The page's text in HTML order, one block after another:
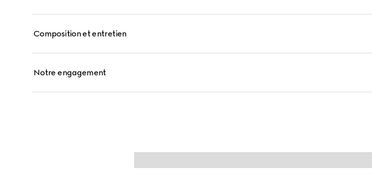
Composition et entretien
Notre engagement